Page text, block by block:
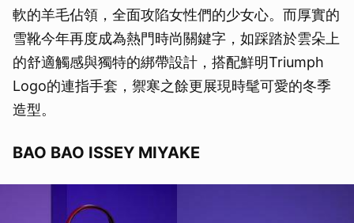
軟的羊毛佔領，全面攻陷女性們的少女心。而厚實的
雪靴今年再度成為熱門時尚關鍵字，如踩踏於雲朵上
的舒適觸感與獨特的綁帶設計，搭配鮮明Triumph
Logo的連指手套，禦寒之餘更展現時髦可愛的冬季
造型。
BAO BAO ISSEY MIYAKE